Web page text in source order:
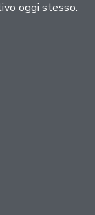
oggi stesso.